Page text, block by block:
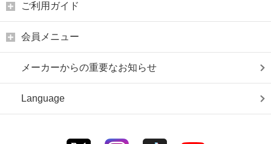
ご利用ガイド
会員メニュー
メーカーからの重要なお知らせ
Language